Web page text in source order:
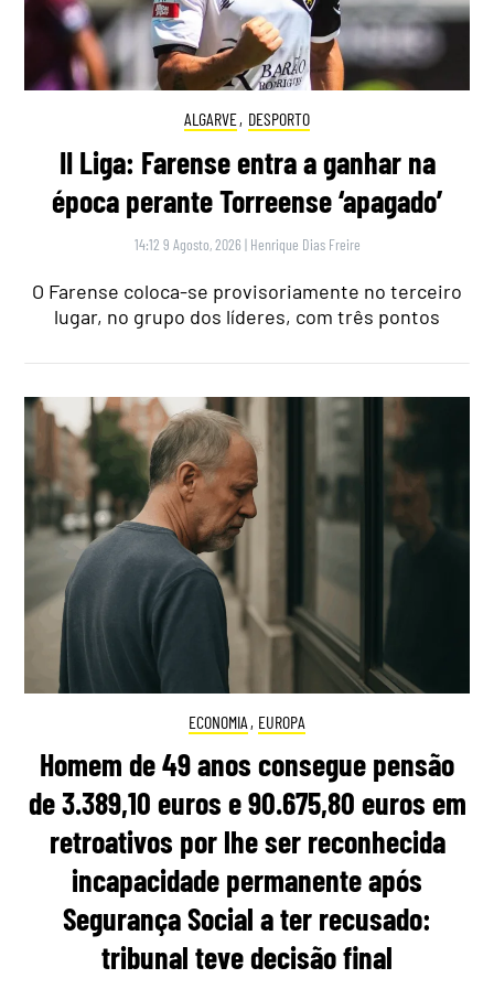
ALGARVE, DESPORTO
II Liga: Farense entra a ganhar na
época perante Torreense ‘apagado’
14:12 9 Agosto, 2026 | Henrique Dias Freire
O Farense coloca-se provisoriamente no terceiro
lugar, no grupo dos líderes, com três pontos
ECONOMIA , EUROPA
Homem de 49 anos consegue pensão
de 3.389,10 euros e 90.675,80 euros em
retroativos por lhe ser reconhecida
incapacidade permanente após
Segurança Social a ter recusado:
tribunal teve decisão final